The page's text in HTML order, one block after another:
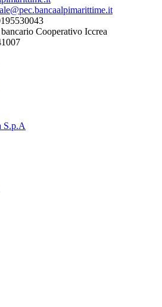
Cooperativo Iccrea
S.p.A